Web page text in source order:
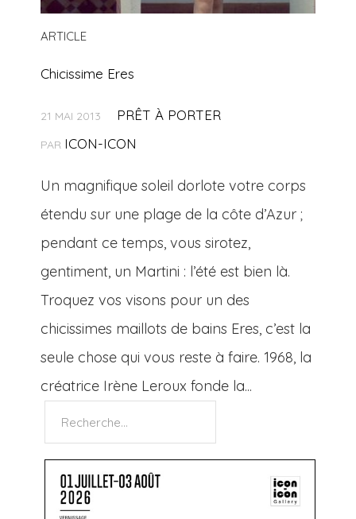
ARTICLE
Chicissime Eres
21 MAI 2013 PRÊT À PORTER
PAR ICON-ICON
Un magnifique soleil dorlote votre corps
étendu sur une plage de la côte d’Azur ;
pendant ce temps, vous sirotez,
gentiment, un Martini : l’été est bien là.
Troquez vos visons pour un des
chicissimes maillots de bains Eres, c’est la
seule chose qui vous reste à faire. 1968, la
créatrice Irène Leroux fonde la...
Rechercher